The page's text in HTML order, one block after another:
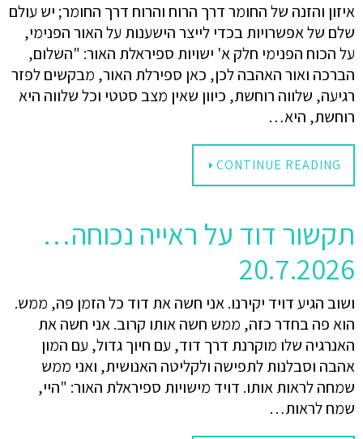
איזון והזנה של החומר דרך הרוח והרוח דרך החומר; יש עולם
שלם של אפשרויות בכדי לייצר הישענות על האור הפנימי,
על הכוח הפנימי חלק א' ישויות ספיראלת האור: "השלום,
הברכה ואור האהבה לכן, כאן ספירלת האור, מבקשים לפזר
רגיעה, שלווה רוחשת, כיוון שאין מצב סטטי וכל שלווה היא
רוחשת, היא…
CONTINUE READING
תקשור דוד על ראייה נכוחה…
20.7.2026
ושוב הגיע דויד יקירנו. אני חשה את דוד כל הזמן פה, ממש.
הוא פה בחדר כזה, ממש חשה אותו קרוב. אני חשה את
האנרגיה שלו מוקרנת דרך דוד, עם חיוך גדול, עם המון
אהבה וסבלנות לתפישה ולקליטה האנושית, ואני ממש
שמחה לראות אותו. דויד מישויות ספיראלת האור: "היי,
שמח לראות…